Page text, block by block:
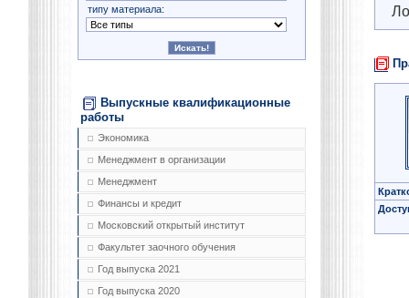
типу материала:
Выпускные квалификационные
работы
Экономика
Менеджмент в организации
Менеджмент
Финансы и кредит
Московский открытый институт
Факультет заочного обучения
Год выпуска 2021
Год выпуска 2020